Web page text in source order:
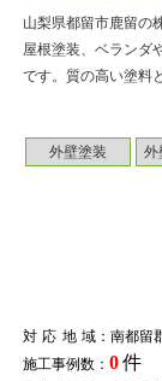
外壁塗装 外
対応地域：南都留
施工事例数： 0件
山梨県都留市鹿留の
屋根塗装、ベランダ
です。質の高い塗料